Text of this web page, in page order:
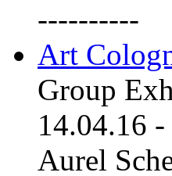
----------
Art
Group
14.04.16 -
Aurel